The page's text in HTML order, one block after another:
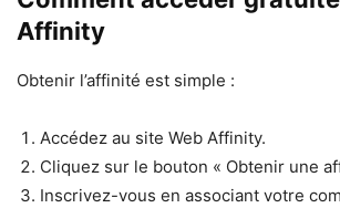
Affinity
Obtenir l’affinité est simple :
Accédez au site Web Affinity.
Cliquez sur le bouton « Obtenir une
Inscrivez-vous en associant votre